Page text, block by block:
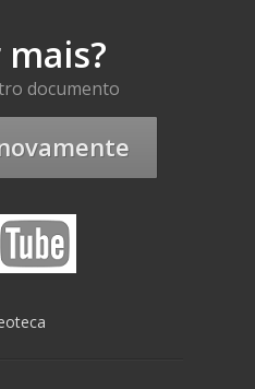
documento